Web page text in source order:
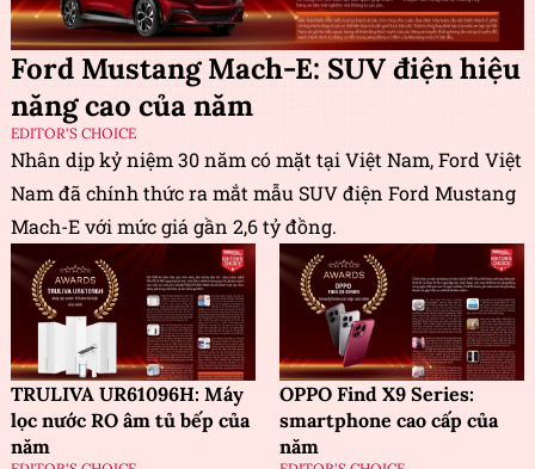
Ford Mustang Mach-E: SUV điện hiệu
năng cao của năm
EDITOR'S CHOICE
Nhân dịp kỷ niệm 30 năm có mặt tại Việt Nam, Ford Việt
Nam đã chính thức ra mắt mẫu SUV điện Ford Mustang
Mach-E với mức giá gần 2,6 tỷ đồng.
TRULIVA UR61096H: Máy
lọc nước RO âm tủ bếp của
năm
OPPO Find X9 Series:
smartphone cao cấp của
năm